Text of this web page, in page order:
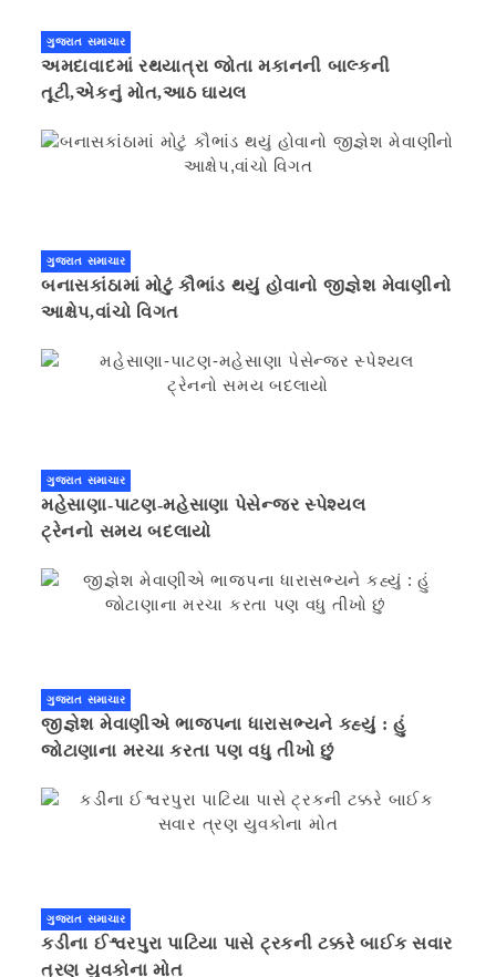
ગુજરાત સમાચાર
અમદાવાદમાં રથયાત્રા જોતા મકાનની બાલ્કની
તૂટી,એકનું મોત,આઠ ઘાયલ
ગુજરાત સમાચાર
બનાસકાંઠામાં મોટું કૌભાંડ થયું હોવાનો જીજ્ઞેશ મેવાણીનો
આક્ષેપ,વાંચો વિગત
ગુજરાત સમાચાર
મહેસાણા-પાટણ-મહેસાણા પેસેન્જર સ્પેશ્યલ
ટ્રેનનો સમય બદલાયો
ગુજરાત સમાચાર
જીજ્ઞેશ મેવાણીએ ભાજપના ધારાસભ્યને કહ્યું : હું
જોટાણાના મરચા કરતા પણ વધુ તીખો છું
ગુજરાત સમાચાર
કડીના ઈશ્વરપુરા પાટિયા પાસે ટ્રકની ટક્કરે બાઈક સવાર
ત્રણ યુવકોના મોત